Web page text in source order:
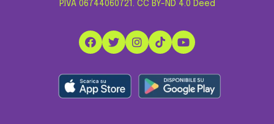
P.IVA 06744060721. CC BY-ND 4.0 Deed